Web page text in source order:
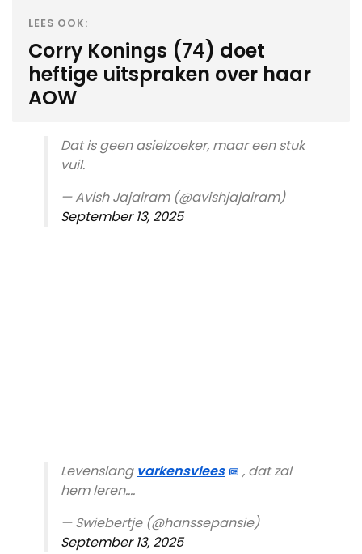
LEES OOK:
Corry Konings (74) doet
heftige uitspraken over haar
AOW
Dat is geen asielzoeker, maar een stuk
vuil.
— Avish Jajairam (@avishjajairam)
September 13, 2025
Levenslang varkensvlees
, dat zal
hem leren….
— Swiebertje (@hanssepansie)
September 13, 2025